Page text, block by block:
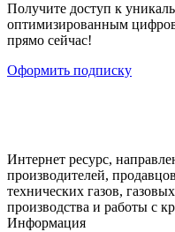
Получите доступ к
оптимизированным
прямо сейчас!
Оформить подписку
Интернет ресурс,
производителей,
технических газов,
производства и работы с
Информация